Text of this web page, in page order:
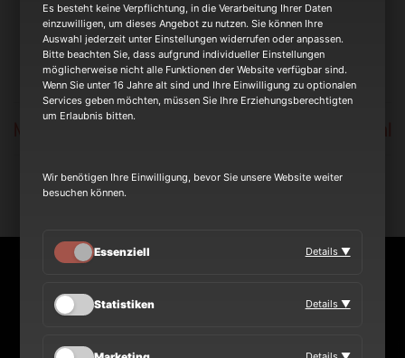
Es besteht keine Verpflichtung, in die Verarbeitung Ihrer Daten
einzuwilligen, um dieses Angebot zu nutzen. Sie können Ihre
Auswahl jederzeit unter Einstellungen widerrufen oder anpassen.
Bitte beachten Sie, dass aufgrund individueller Einstellungen
möglicherweise nicht alle Funktionen der Website verfügbar sind.
Wenn Sie unter 16 Jahre alt sind und Ihre Einwilligung zu optionalen
Services geben möchten, müssen Sie Ihre Erziehungsberechtigten
um Erlaubnis bitten.
Wir benötigen Ihre Einwilligung, bevor Sie unsere Website weiter
besuchen können.
Essenziell Details ▼
Statistiken Details ▼